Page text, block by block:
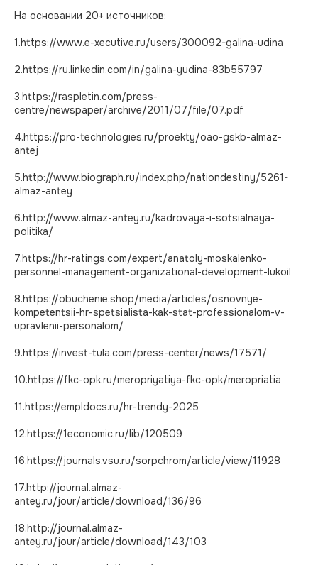
На основании 20+ источников:
1.https://www.e-xecutive.ru/users/300092-galina-udina
2.https://ru.linkedin.com/in/galina-yudina-83b55797
3.https://raspletin.com/press-
centre/newspaper/archive/2011/07/file/07.pdf
4.https://pro-technologies.ru/proekty/oao-gskb-almaz-
antej
5.http://www.biograph.ru/index.php/nationdestiny/5261-
almaz-antey
6.http://www.almaz-antey.ru/kadrovaya-i-sotsialnaya-
politika/
7.https://hr-ratings.com/expert/anatoly-moskalenko-
personnel-management-organizational-development-lukoil
8.https://obuchenie.shop/media/articles/osnovnye-
kompetentsii-hr-spetsialista-kak-stat-professionalom-v-
upravlenii-personalom/
9.https://invest-tula.com/press-center/news/17571/
10.https://fkc-opk.ru/meropriyatiya-fkc-opk/meropriatia
11.https://empldocs.ru/hr-trendy-2025
12.https://1economic.ru/lib/120509
16.https://journals.vsu.ru/sorpchrom/article/view/11928
17.http://journal.almaz-
antey.ru/jour/article/download/136/96
18.http://journal.almaz-
antey.ru/jour/article/download/143/103
Лидеры России
Эксперты
Мы в Max
обработку персональных данных